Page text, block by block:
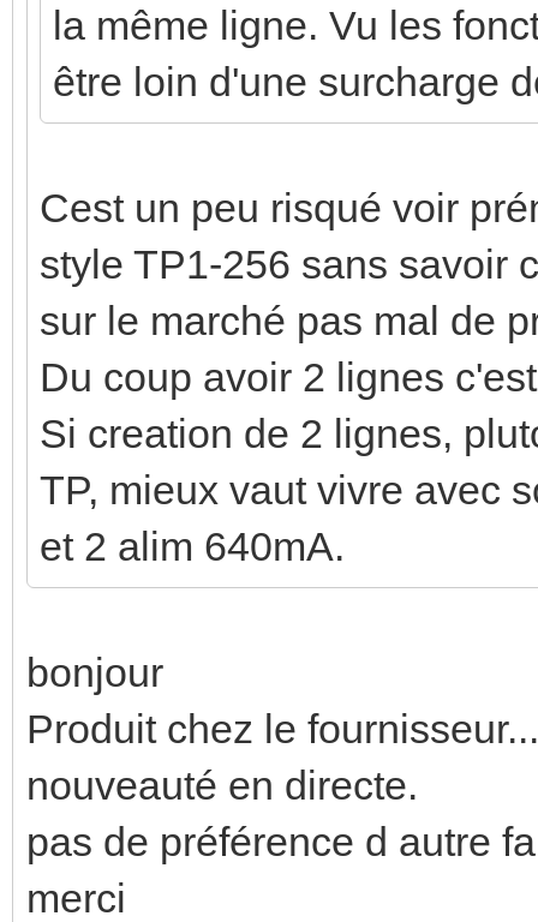
la même ligne. Vu les
être loin d'une surcharge
Cest un peu risqué voir
style TP1-256 sans savoir
sur le marché pas mal de
Du coup avoir 2 lignes
Si creation de 2 lignes,
TP, mieux vaut vivre avec
et 2 alim 640mA.
bonjour
Produit chez le
nouveauté en directe.
pas de préférence d autre
merci